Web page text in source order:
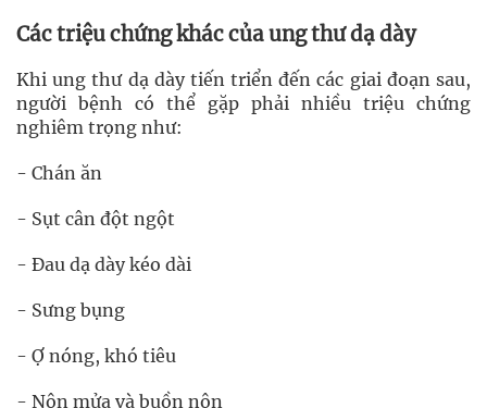
Các triệu chứng khác của ung thư dạ dày
Khi ung thư dạ dày tiến triển đến các giai đoạn sau,
người bệnh có thể gặp phải nhiều triệu chứng
nghiêm trọng như:
- Chán ăn
- Sụt cân đột ngột
- Đau dạ dày kéo dài
- Sưng bụng
- Ợ nóng, khó tiêu
- Nôn mửa và buồn nôn